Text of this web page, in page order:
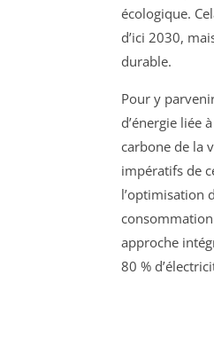
écologique.
d’ici 2030,
durable.
Pour y
d’énergie liée à
carbone de la
impératifs de
l’optimisation
approche
80 %